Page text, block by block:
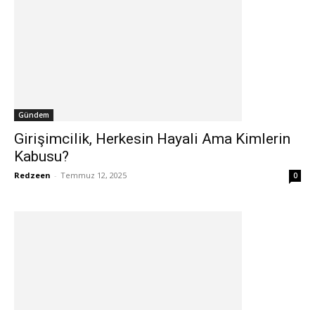
Gündem
Girişimcilik, Herkesin Hayali Ama Kimlerin
Kabusu?
Redzeen - Temmuz 12, 2025 0